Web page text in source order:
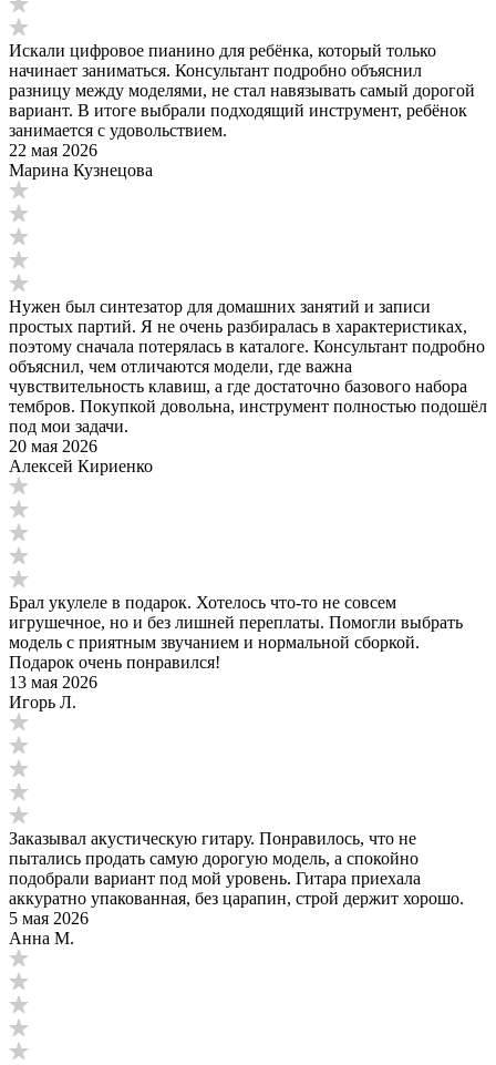
Искали цифровое пианино для ребёнка, который только
начинает заниматься. Консультант подробно объяснил
разницу между моделями, не стал навязывать самый дорогой
вариант. В итоге выбрали подходящий инструмент, ребёнок
занимается с удовольствием.
22 мая 2026
Марина Кузнецова
Нужен был синтезатор для домашних занятий и записи
простых партий. Я не очень разбиралась в характеристиках,
поэтому сначала потерялась в каталоге. Консультант подробно
объяснил, чем отличаются модели, где важна
чувствительность клавиш, а где достаточно базового набора
тембров. Покупкой довольна, инструмент полностью подошёл
под мои задачи.
20 мая 2026
Алексей Кириенко
Брал укулеле в подарок. Хотелось что-то не совсем
игрушечное, но и без лишней переплаты. Помогли выбрать
модель с приятным звучанием и нормальной сборкой.
Подарок очень понравился!
13 мая 2026
Игорь Л.
Заказывал акустическую гитару. Понравилось, что не
пытались продать самую дорогую модель, а спокойно
подобрали вариант под мой уровень. Гитара приехала
аккуратно упакованная, без царапин, строй держит хорошо.
5 мая 2026
Анна М.